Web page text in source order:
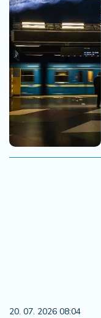
20. 07. 2026 08:04